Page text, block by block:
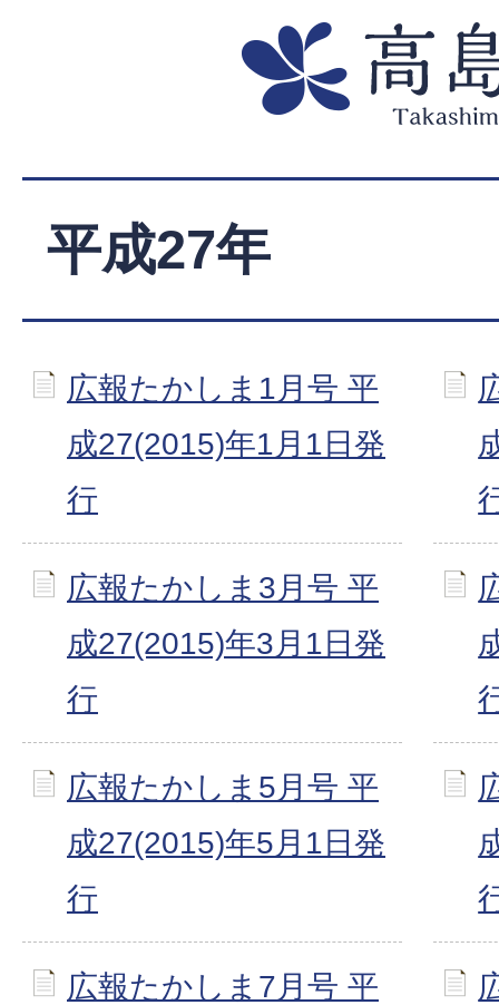
平成27年
広報たかしま1月号 平
成27(2015)年1月1日発
行
広報たかしま3月号 平
成27(2015)年3月1日発
行
広報たかしま5月号 平
成27(2015)年5月1日発
行
広報たかしま7月号 平